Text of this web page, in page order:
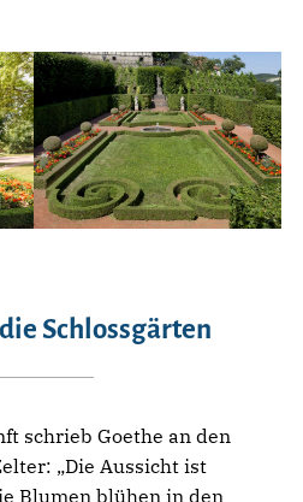
Schlossgärten
schrieb Goethe an den
„Die Aussicht ist
Blumen blühen in den